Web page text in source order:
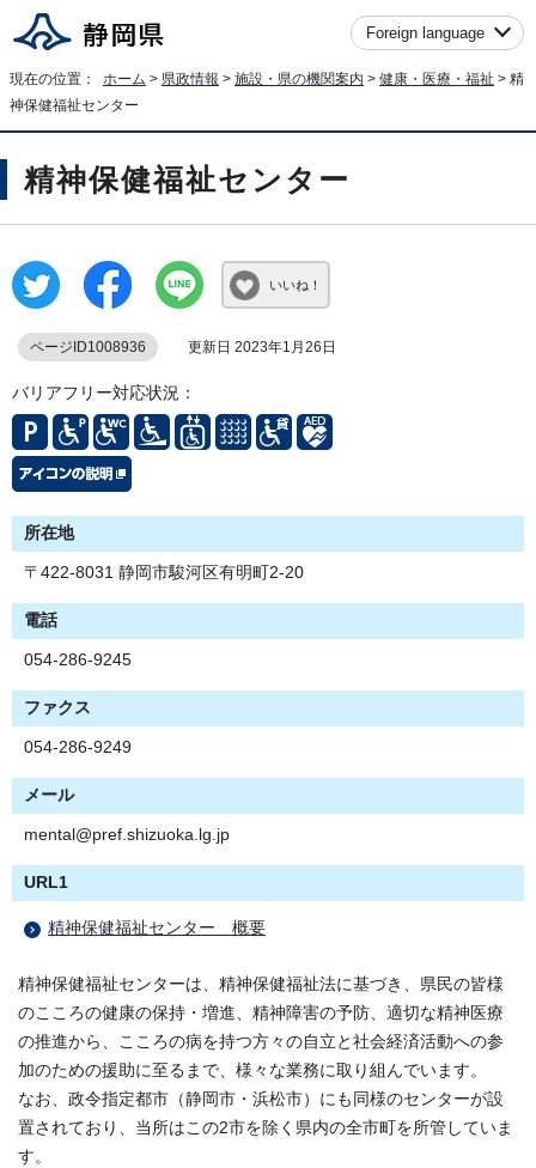
Foreign language
現在の位置： ホーム > 県政情報 > 施設・県の機関案内 > 健康・医療・福祉 > 精
神保健福祉センター
精神保健福祉センター
いいね！
ページID1008936 更新日 2023年1月26日
バリアフリー対応状況：
所在地
〒422-8031 静岡市駿河区有明町2-20
電話
054-286-9245
ファクス
054-286-9249
メール
mental@pref.shizuoka.lg.jp
URL1
精神保健福祉センター 概要
精神保健福祉センターは、精神保健福祉法に基づき、県民の皆様
のこころの健康の保持・増進、精神障害の予防、適切な精神医療
の推進から、こころの病を持つ方々の自立と社会経済活動への参
加のための援助に至るまで、様々な業務に取り組んでいます。
なお、政令指定都市（静岡市・浜松市）にも同様のセンターが設
置されており、当所はこの2市を除く県内の全市町を所管していま
す。